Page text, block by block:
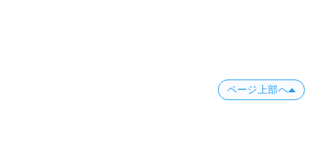
ページ上部へ